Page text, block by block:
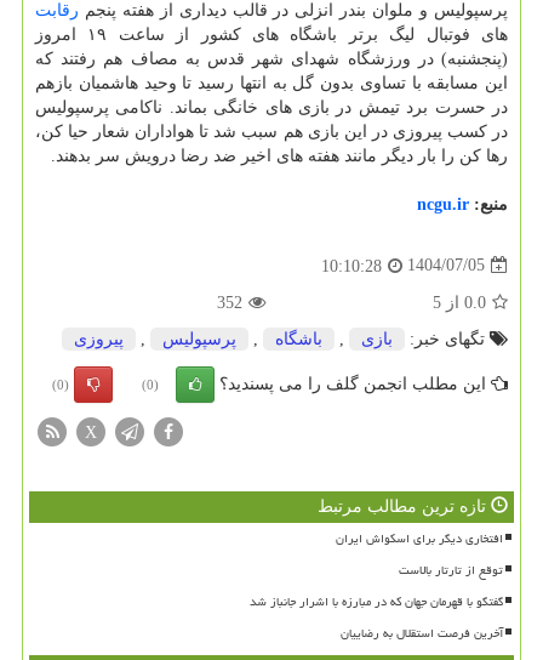
پرسپولیس و ملوان بندر انزلی در قالب دیداری از هفته پنجم رقابت
های فوتبال لیگ برتر باشگاه های کشور از ساعت ۱۹ امروز
(پنجشنبه) در ورزشگاه شهدای شهر قدس به مصاف هم رفتند که
این مسابقه با تساوی بدون گل به انتها رسید تا وحید هاشمیان بازهم
در حسرت برد تیمش در بازی های خانگی بماند. ناکامی پرسپولیس
در کسب پیروزی در این بازی هم سبب شد تا هواداران شعار حیا کن،
رها کن را بار دیگر مانند هفته های اخیر ضد رضا درویش سر بدهند.
منبع: ncgu.ir
1404/07/05
10:10:28
0.0 از 5
352
تگهای خبر:
بازی , باشگاه , پرسپولیس , پیروزی
این مطلب انجمن گلف را می پسندید؟ (0)
(0)
X
تازه ترین مطالب مرتبط
افتخاری دیگر برای اسکواش ایران
توقع از تارتار بالاست
گفتگو با قهرمان جهان که در مبارزه با اشرار جانباز شد
آخرین فرصت استقلال به رضاییان